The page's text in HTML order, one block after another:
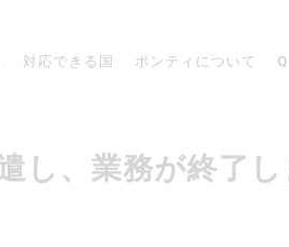
対応できる国 ポンティについて
、業務が終了し